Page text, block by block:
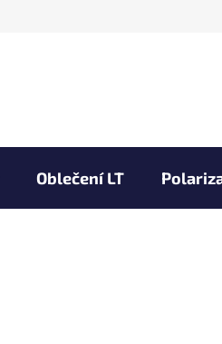
Oblečení LT